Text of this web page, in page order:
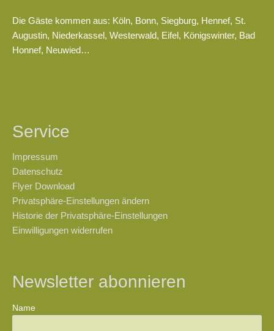
Die Gäste kommen aus: Köln, Bonn, Siegburg, Hennef, St.
Augustin, Niederkassel, Westerwald, Eifel, Königswinter, Bad
Honnef, Neuwied…
Service
Impressum
Datenschutz
Flyer Download
Privatsphäre-Einstellungen ändern
Historie der Privatsphäre-Einstellungen
Einwilligungen widerrufen
Newsletter abonnieren
Name